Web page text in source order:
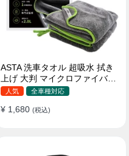
ASTA 洗車タオル 超吸水 拭き
上げ 大判 マイクロファイバー
クロス プロ仕様 水拭き 窓拭き
ない 撥水 厚手 両面 大型 洗車
人気 全車種対応
¥ 1,680 (税込)